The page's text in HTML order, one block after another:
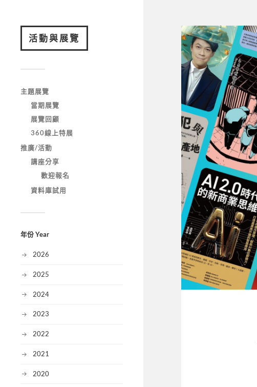
活動與展覽
主題展覽
當期展覽
展覽回顧
360線上特展
推廣/活動
講座分享
歡迎報名
資料庫試用
年份 Year
2026
2025
2024
2023
2022
2021
2020